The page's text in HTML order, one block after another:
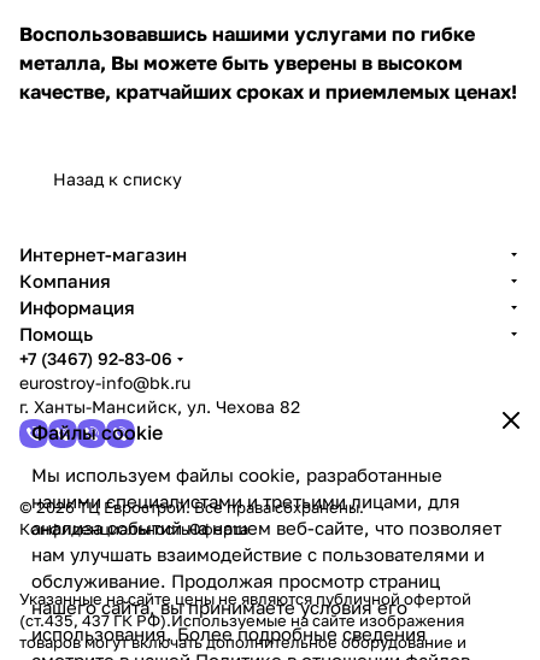
Воспользовавшись нашими услугами по гибке
металла, Вы можете быть уверены в высоком
качестве, кратчайших сроках и приемлемых ценах!
Назад к списку
Файлы cookie
Мы используем файлы cookie, разработанные
нашими специалистами и третьими лицами, для
анализа событий на нашем веб-сайте, что позволяет
нам улучшать взаимодействие с пользователями и
обслуживание. Продолжая просмотр страниц
нашего сайта, вы принимаете условия его
использования. Более подробные сведения
Интернет-магазин
Компания
Информация
Помощь
+7 (3467) 92-83-06
eurostroy-info@bk.ru
г. Ханты-Мансийск, ул. Чехова 82
© 2026 ТЦ Еврострой. Все права сохранены.
КонфиденциальностьОферта
Указанные на сайте цены не являются публичной офертой
(ст.435, 437 ГК РФ).Используемые на сайте изображения
товаров могут включать дополнительное оборудование и